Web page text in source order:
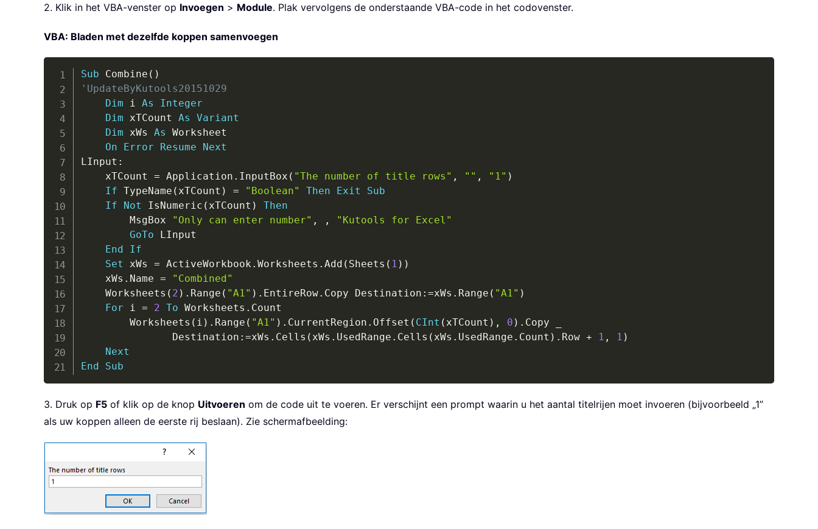
2. Klik in het VBA-venster op Invoegen > Module. Plak vervolgens de onderstaande VBA-code in het codovenster.
VBA: Bladen met dezelfde koppen samenvoegen
Sub Combine ( )
'UpdateByKutools20151029
Dim i As
Integer
Dim xTCount As
Variant
Dim xWs As Worksheet
On
Error Resume
Next
LInput :
    xTCount
= Application . InputBox ( "The number of title rows" , "" , "1" )
If TypeName ( xTCount ) = "Boolean" Then Exit
Sub
If
Not IsNumeric ( xTCount )
Then
        MsgBox
"Only can enter number" , ,
"Kutools for Excel"
GoTo LInput
End
If
Set xWs = ActiveWorkbook . Worksheets . Add ( Sheets ( 1 ) )
    xWs
. Name =
"Combined"
    Worksheets
( 2 ) . Range ( "A1" ) . EntireRow. Copy Destination : =xWs . Range ( "A1" )
For i = 2 To Worksheets . Count
        Worksheets
( i ) . Range ( "A1" ) . CurrentRegion . Offset ( CInt ( xTCount ) , 0 ) . Copy
               Destination
: =xWs . Cells ( xWs . UsedRange . Cells ( xWs . UsedRange . Count ) . Row + 1 , 1 )
Next
End
Sub
3. Druk op F5 of klik op de knop Uitvoeren om de code uit te voeren. Er verschijnt een prompt waarin u het aantal titelrijen moet invoeren (bijvoorbeeld „1”
als uw koppen alleen de eerste rij beslaan). Zie schermafbeelding: